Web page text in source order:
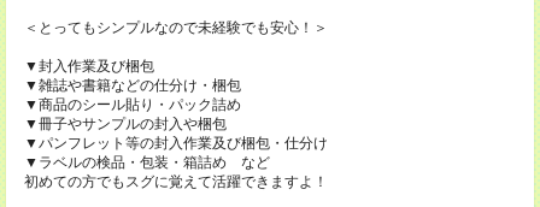
＜とってもシンプルなので未経験でも安心！＞
▼封入作業及び梱包
▼雑誌や書籍などの仕分け・梱包
▼商品のシール貼り・パック詰め
▼冊子やサンプルの封入や梱包
▼パンフレット等の封入作業及び梱包・仕分け
▼ラベルの検品・包装・箱詰め など
初めての方でもスグに覚えて活躍できますよ！